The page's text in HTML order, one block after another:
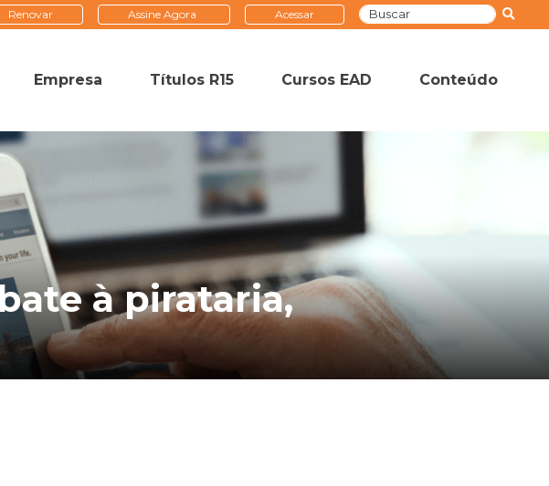
Renovar Assine Agora Acessar
Empresa Títulos R15 Cursos EAD Conteúdo
à pirataria,